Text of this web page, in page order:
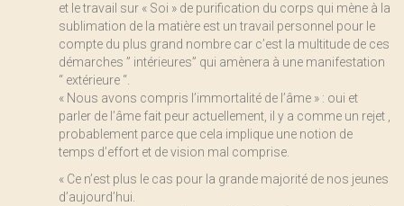
et le travail sur « Soi » de purification du corps qui mène à la
sublimation de la matière est un travail personnel pour le
compte du plus grand nombre car c’est la multitude de ces
démarches ” intérieures” qui amènera à une manifestation
“ extérieure “.
« Nous avons compris l’immortalité de l’âme » : oui et
parler de l’âme fait peur actuellement, il y a comme un rejet ,
probablement parce que cela implique une notion de
temps d’effort et de vision mal comprise.
« Ce n’est plus le cas pour la grande majorité de nos jeunes
d’aujourd’hui.